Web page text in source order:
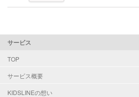
サービス
TOP
サービス概要
KIDSLINEの想い